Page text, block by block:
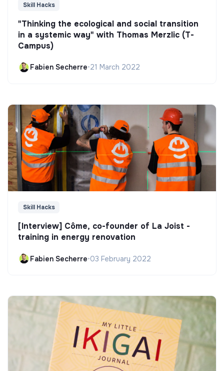
Skill Hacks
"Thinking the ecological and social transition
in a systemic way" with Thomas Merzlic (T-
Campus)
Fabien Secherre•21 March 2022
Skill Hacks
[Interview] Côme, co-founder of La Joist -
training in energy renovation
Fabien Secherre•03 February 2022